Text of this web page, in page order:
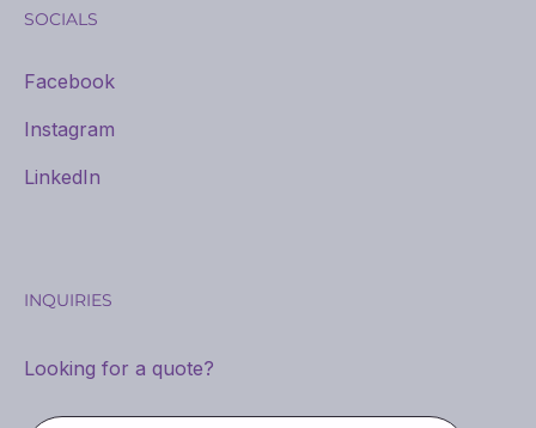
SOCIALS
Facebook
Instagram
LinkedIn
INQUIRIES
Looking for a quote?